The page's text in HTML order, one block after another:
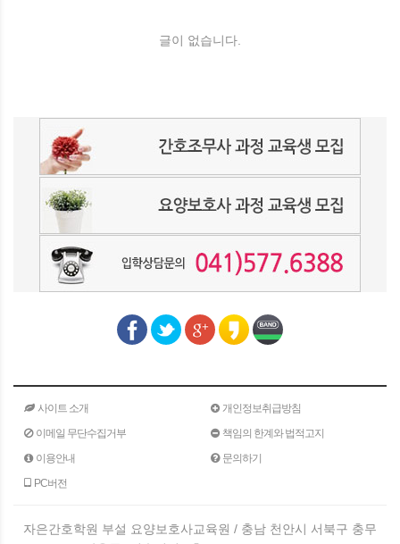
글이 없습니다.
사이트 소개
개인정보취급방침
이메일 무단수집거부
책임의 한계와 법적고지
이용안내
문의하기
PC버전
자은간호학원 부설 요양보호사교육원 / 충남 천안시 서북구 충무